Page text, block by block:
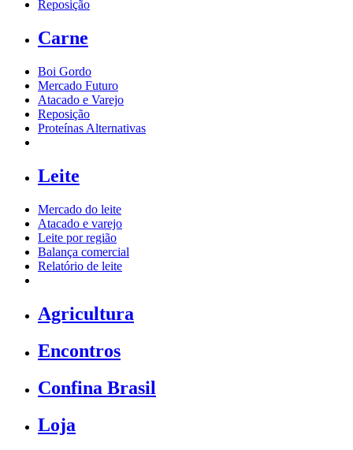
Reposição
Carne
Boi Gordo
Mercado Futuro
Atacado e Varejo
Reposição
Proteínas Alternativas
Leite
Mercado do leite
Atacado e varejo
Leite por região
Balança comercial
Relatório de leite
Agricultura
Encontros
Confina Brasil
Loja